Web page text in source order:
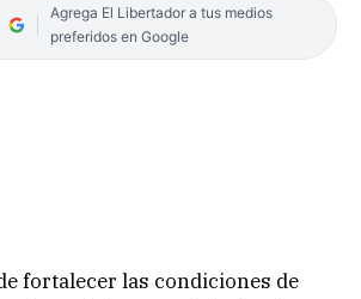
Agrega El Libertador a tus medios
preferidos en Google
fortalecer las condiciones de